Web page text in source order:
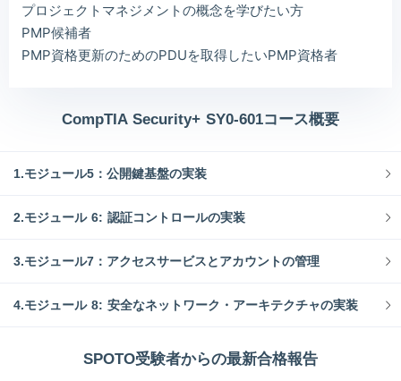
プロジェクトマネジメントの概念を学びたい方
PMP候補者
PMP資格更新のためのPDUを取得したいPMP資格者
CompTIA Security+ SY0-601コース概要
1.モジュール5：公開鍵基盤の実装
2.モジュール 6: 認証コントロールの実装
3.モジュール7：アクセスサービスとアカウントの管理
4.モジュール 8: 安全なネットワーク・アーキテクチャの実装
SPOTO受験者からの最新合格報告